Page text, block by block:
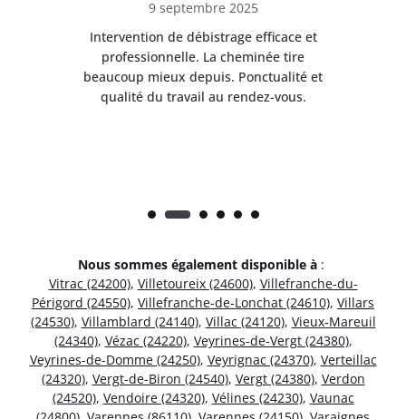
9 septembre 2025
Intervention de débistrage efficace et
professionnelle. La cheminée tire
beaucoup mieux depuis. Ponctualité et
qualité du travail au rendez-vous.
Nous sommes également disponible à :
Vitrac (24200), Villetoureix (24600), Villefranche-du-
Périgord (24550), Villefranche-de-Lonchat (24610), Villars
(24530), Villamblard (24140), Villac (24120), Vieux-Mareuil
(24340), Vézac (24220), Veyrines-de-Vergt (24380),
Veyrines-de-Domme (24250), Veyrignac (24370), Verteillac
(24320), Vergt-de-Biron (24540), Vergt (24380), Verdon
(24520), Vendoire (24320), Vélines (24230), Vaunac